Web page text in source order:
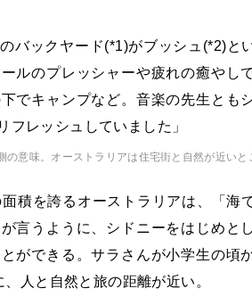
バックヤード(*1)がブッシュ(*2)と
ルのプレッシャーや疲れの癒やし
でキャンプなど。音楽の先生とも
フレッシュしていました」
意味。オーストラリアは住宅街と自然が近いと
積を誇るオーストラリアは、「海
言うように、シドニーをはじめと
ができる。サラさんが小学生の頃
人と自然と旅の距離が近い。